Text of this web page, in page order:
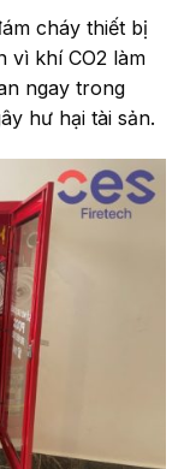
cháy thiết bị
vì khí CO2 làm
ngay trong
hư hại tài sản.